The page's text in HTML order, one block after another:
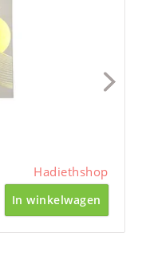
Hadiethshop
In winkelwagen